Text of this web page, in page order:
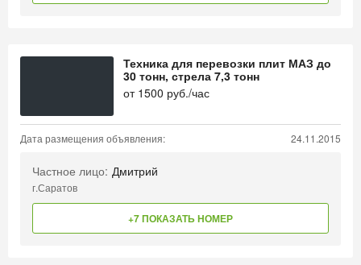
Техника для перевозки плит МАЗ до
30 тонн, стрела 7,3 тонн
от 1500 руб./час
Дата размещения объявления: 24.11.2015
Частное лицо: Дмитрий
г.Саратов
+7 ПОКАЗАТЬ НОМЕР